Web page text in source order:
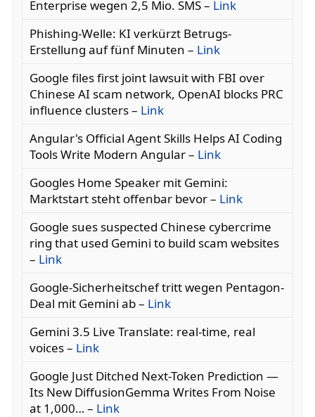
Enterprise wegen 2,5 Mio. SMS – Link
Phishing-Welle: KI verkürzt Betrugs-
Erstellung auf fünf Minuten – Link
Google files first joint lawsuit with FBI over
Chinese AI scam network, OpenAI blocks PRC
influence clusters – Link
Angular's Official Agent Skills Helps AI Coding
Tools Write Modern Angular – Link
Googles Home Speaker mit Gemini:
Marktstart steht offenbar bevor – Link
Google sues suspected Chinese cybercrime
ring that used Gemini to build scam websites
– Link
Google-Sicherheitschef tritt wegen Pentagon-
Deal mit Gemini ab – Link
Gemini 3.5 Live Translate: real-time, real
voices – Link
Google Just Ditched Next-Token Prediction —
Its New DiffusionGemma Writes From Noise
at 1,000… – Link